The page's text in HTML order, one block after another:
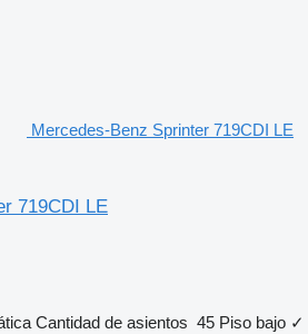
Mercedes-Benz Sprinter 719CDI LE
719CDI LE
Cantidad de asientos 45 Piso bajo ✓